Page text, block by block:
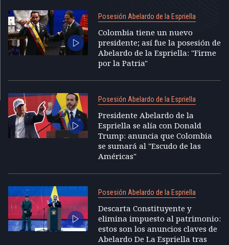
Posesión Abelardo de la Espriella
Colombia tiene un nuevo
presidente; así fue la posesión de
Abelardo de la Espriella: "Firme
por la Patria"
Posesión Abelardo de la Espriella
Presidente Abelardo de la
Espriella se alía con Donald
Trump: anuncia que Colombia
se sumará al "Escudo de las
Américas"
Posesión Abelardo de la Espriella
Descarta Constituyente y
elimina impuesto al patrimonio:
estos son los anuncios claves de
Abelardo De La Espriella tras